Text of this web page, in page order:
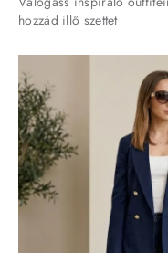
hozzád illő szettet